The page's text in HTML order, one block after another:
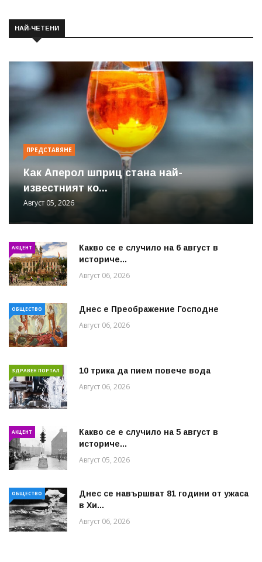
НАЙ-ЧЕТЕНИ
ПРЕДСТАВЯНЕ
Как Аперол шприц стана най-
известният ко...
Август 05, 2026
АКЦЕНТ
Какво се е случило на 6 август в
историче...
Август 06, 2026
ОБЩЕСТВО Днес е Преображение Господне
Август 06, 2026
ЗДРАВЕН ПОРТАЛ 10 трика да пием повече вода
Август 06, 2026
АКЦЕНТ
Какво се е случило на 5 август в
историче...
Август 05, 2026
ОБЩЕСТВО
Днес се навършват 81 години от ужаса
в Хи...
Август 06, 2026